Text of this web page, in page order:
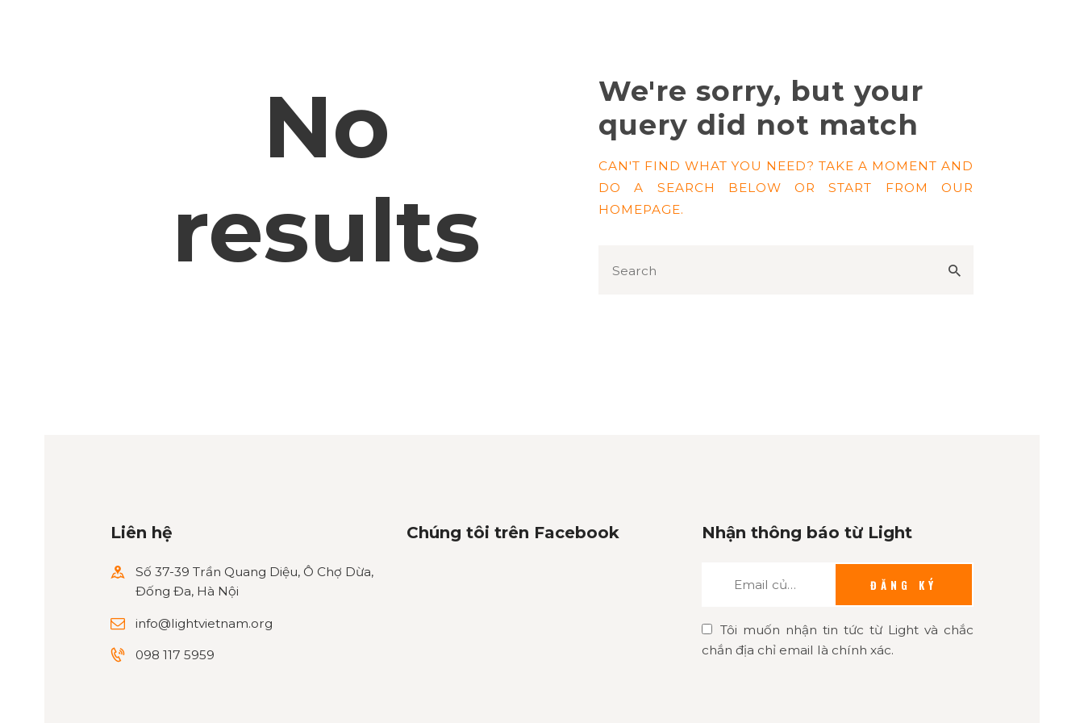
No
results
We're sorry, but your
query did not match
CAN'T FIND WHAT YOU NEED? TAKE A MOMENT AND
DO A SEARCH BELOW OR START FROM OUR
HOMEPAGE.
Liên hệ
Số 37-39 Trần Quang Diệu, Ô Chợ Dừa,
Đống Đa, Hà Nội
info@lightvietnam.org
098 117 5959
Chúng tôi trên Facebook Nhận thông báo từ Light
ĐĂNG KÝ
Tôi muốn nhận tin tức từ Light và chắc
chắn địa chỉ email là chính xác.